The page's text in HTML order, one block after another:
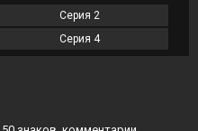
Серия 2
Серия 4